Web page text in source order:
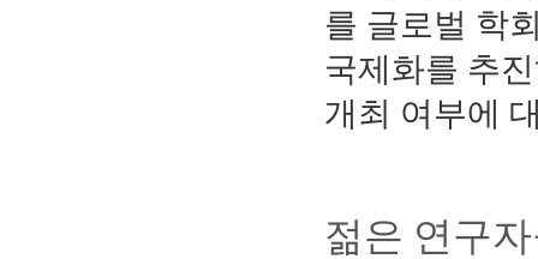
를 글로벌 학
국제화를 추
개최 여부에
젊은 연구